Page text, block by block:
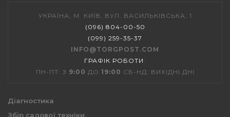
УКРАЇНА, М. КИЇВ, ВУЛ. ВАСИЛЬКІВСЬКА, 1
(096) 804-00-50
(099) 259-35-37
INFO@TORGPOST.COM
ГРАФІК РОБОТИ :
ПН-ПТ: З 9:00 ДО 19:00 СБ-НД: ВИХІДНІ ДНІ
Діагностика
Збір садової техніки